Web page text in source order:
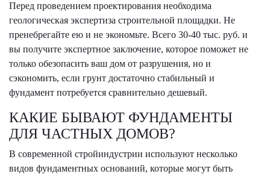
Перед проведением проектирования необходима
геологическая экспертиза строительной площадки. Не
пренебрегайте ею и не экономьте. Всего 30-40 тыс. руб. и
вы получите экспертное заключение, которое поможет не
только обезопасить ваш дом от разрушения, но и
сэкономить, если грунт достаточно стабильный и
фундамент потребуется сравнительно дешевый.
КАКИЕ БЫВАЮТ ФУНДАМЕНТЫ
ДЛЯ ЧАСТНЫХ ДОМОВ?
В современной стройиндустрии используют несколько
видов фундаментных оснований, которые могут быть